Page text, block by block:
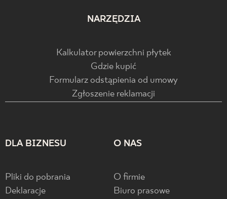
NARZĘDZIA
Kalkulator powierzchni płytek
Gdzie kupić
Formularz odstąpienia od umowy
Zgłoszenie reklamacji
DLA BIZNESU
Pliki do pobrania
Deklaracje
O NAS
O firmie
Biuro prasowe